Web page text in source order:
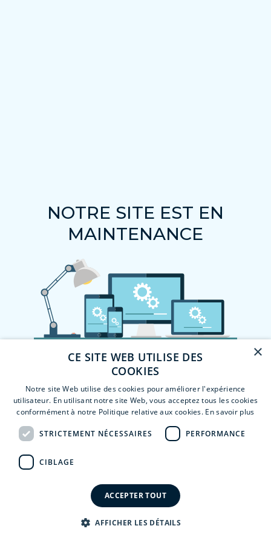
NOTRE SITE EST EN
MAINTENANCE
×
CE SITE WEB UTILISE DES
COOKIES
Notre site Web utilise des cookies pour améliorer l'expérience
utilisateur. En utilisant notre site Web, vous acceptez tous les cookies
conformément à notre Politique relative aux cookies. En savoir plus
STRICTEMENT NÉCESSAIRES PERFORMANCE
CIBLAGE
ACCEPTER TOUT
AFFICHER LES DÉTAILS